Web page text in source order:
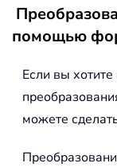
помощью
Если вы
можете